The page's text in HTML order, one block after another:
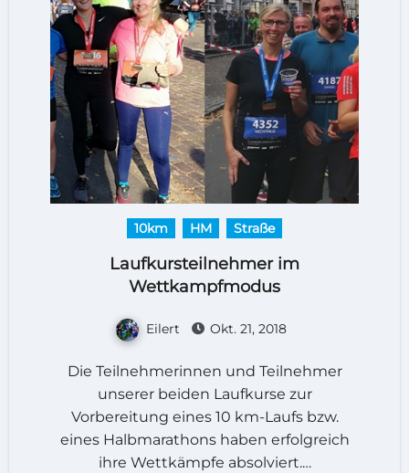
10km HM Straße
Laufkursteilnehmer im
Wettkampfmodus
Eilert Okt. 21, 2018
Die Teilnehmerinnen und Teilnehmer
unserer beiden Laufkurse zur
Vorbereitung eines 10 km-Laufs bzw.
eines Halbmarathons haben erfolgreich
ihre Wettkämpfe absolviert.…